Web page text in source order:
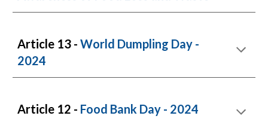
Article 13 -World Dumpling Day -
2024
Article 12 - Food Bank Day - 2024